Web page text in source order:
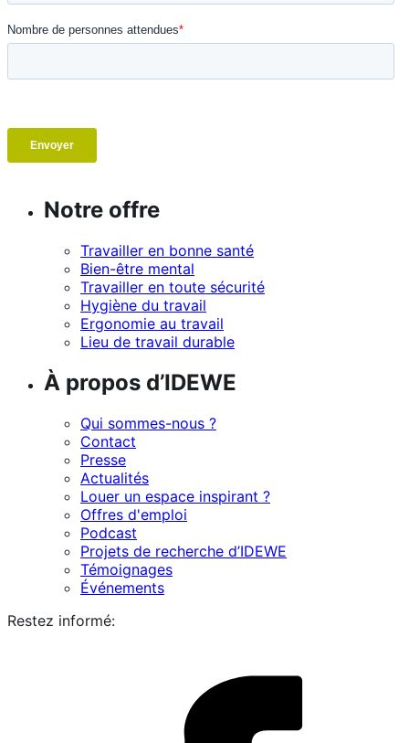
Notre offre
Travailler en bonne santé
Bien-être mental
Travailler en toute sécurité
Hygiène du travail
Ergonomie au travail
Lieu de travail durable
À propos d’IDEWE
Qui sommes-nous ?
Contact
Presse
Actualités
Louer un espace inspirant ?
Offres d'emploi
Podcast
Projets de recherche d’IDEWE
Témoignages
Événements
Restez informé: